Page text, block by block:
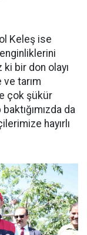
Keleş ise
bir don olayı
ve tarım
çok şükür
da
hayırlı